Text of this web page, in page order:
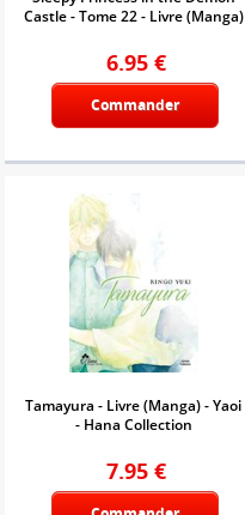
Castle - Tome 22 - Livre (Manga)
6.95 €
Commander
Tamayura - Livre (Manga) - Yaoi
- Hana Collection
7.95 €